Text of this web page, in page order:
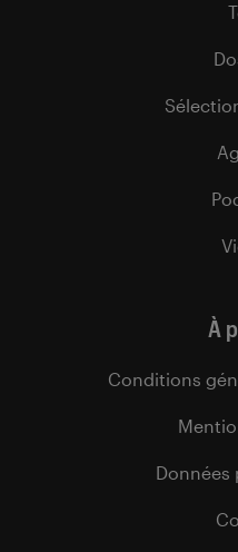
À
Conditions
Données